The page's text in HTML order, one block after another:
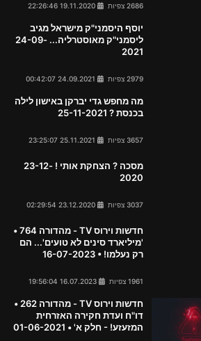
2686 צפיות
יוסף היסמני"ק מישראל מגיב
ליסמני"ק מאוסטרליה... 24-09-
2021
2979 צפיות
מה מחפש גדי יברקן באישון לילה
בכנסת ? 25-11-2021
3657 צפיות
מסכה ? הצחקת אותי ! 23-12-
2020
3037 צפיות
חדשות וירוס TV - מהדורה 764 •
'מיליארד סינים לא טועים'... הם
רק נעלמו! • 16-07-2023
1961 צפיות
חדשות וירוס TV - מהדורה 262 •
דו"ח ועדת חקירה האזרחית
המזעזע! - חלק א' • 01-06-2021